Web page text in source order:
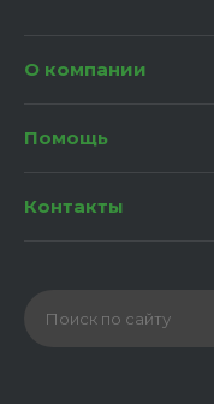
О компании
Помощь
Контакты